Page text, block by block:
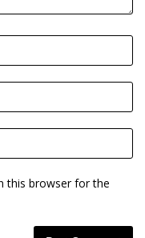
this browser for the